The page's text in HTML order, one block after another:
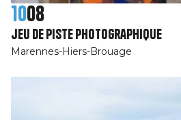
1008
jeu de piste photographique
Marennes-Hiers-Brouage